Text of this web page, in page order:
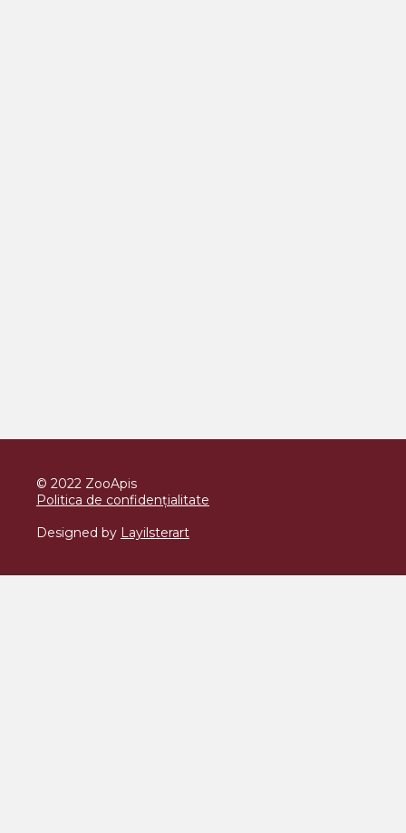
© 2022 ZooApis
Politica de confidențialitate
Designed by Layilsterart